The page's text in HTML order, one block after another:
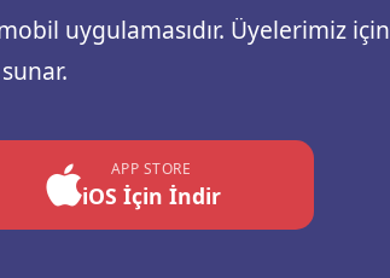
uygulamasıdır. Üyelerimiz için
APP STORE
iOS İçin İndir